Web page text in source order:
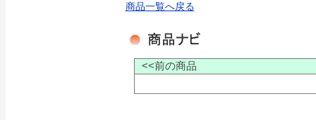
商品一覧へ戻る
<<前の商品